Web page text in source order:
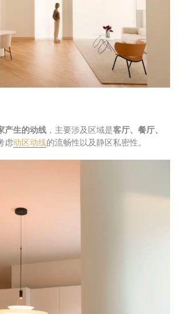
产生的动线 ，主要涉及区域是客厅、餐厅、
虑动区动线的流畅性以及静区私密性。